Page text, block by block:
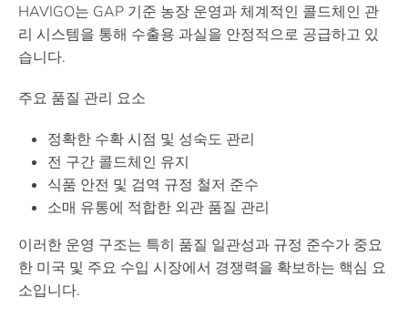
HAVIGO는 GAP 기준 농장 운영과 체계적인 콜드체인 관
리 시스템을 통해 수출용 과실을 안정적으로 공급하고 있
습니다.
주요 품질 관리 요소
정확한 수확 시점 및 성숙도 관리
전 구간 콜드체인 유지
식품 안전 및 검역 규정 철저 준수
소매 유통에 적합한 외관 품질 관리
이러한 운영 구조는 특히 품질 일관성과 규정 준수가 중요
한 미국 및 주요 수입 시장에서 경쟁력을 확보하는 핵심 요
소입니다.